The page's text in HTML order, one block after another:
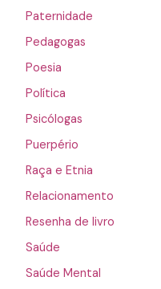
Paternidade
Pedagogas
Poesia
Política
Psicólogas
Puerpério
Raça e Etnia
Relacionamento
Resenha de livro
Saúde
Saúde Mental